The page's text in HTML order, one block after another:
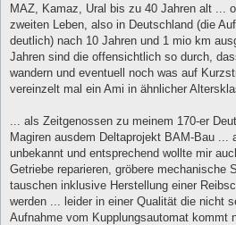
MAZ, Kamaz, Ural bis zu 40 Jahren alt ...
zweiten Leben, also in Deutschland (die
deutlich) nach 10 Jahren und 1 mio km
Jahren sind die offensichtlich so durch,
wandern und eventuell noch was auf
vereinzelt mal ein Ami in ähnlicher
... als Zeitgenossen zu meinem 170-er
Magiren ausdem Deltaprojekt BAM-Bau ...
unbekannt und entsprechend wollte mir
Getriebe reparieren, gröbere mechanische
tauschen inklusive Herstellung einer
werden ... leider in einer Qualität die nicht
Aufnahme vom Kupplungsautomat kommt